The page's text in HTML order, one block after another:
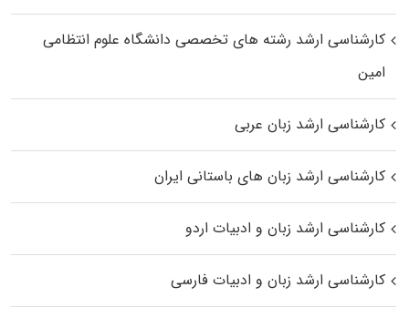
کارشناسی ارشد رﺷﺘﻪ ﻫﺎی تخصصی داﻧﺸﮕﺎه ﻋﻠﻮم انتظامی
اﻣﻴﻦ
کارشناسی ارشد زبان عربی
کارشناسی ارشد زبان‌ های باستانی ایران
کارشناسی ارشد زبان و ادبیات اردو
کارشناسی ارشد زبان و ادبیات فارسی